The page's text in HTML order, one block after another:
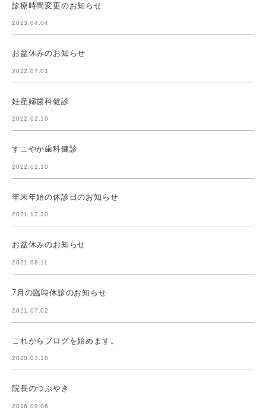
診療時間変更のお知らせ
2023.04.04
お盆休みのお知らせ
2022.07.01
妊産婦歯科健診
2022.02.10
すこやか歯科健診
2022.02.10
年末年始の休診日のお知らせ
2021.12.30
お盆休みのお知らせ
2021.08.11
7月の臨時休診のお知らせ
2021.07.02
これからブログを始めます。
2020.03.18
院長のつぶやき
2016.09.06